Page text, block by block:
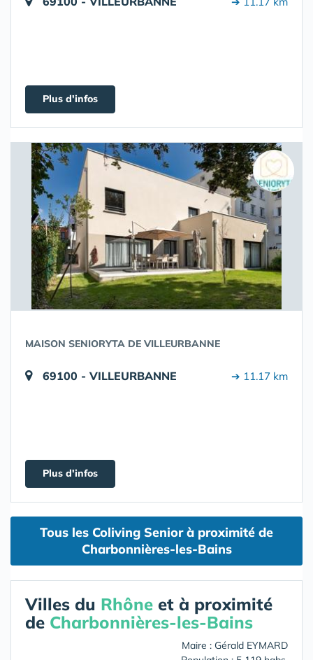
Plus d'infos
MAISON SENIORYTA DE VILLEURBANNE
69100 - VILLEURBANNE ➔ 11.17 km
Plus d'infos
Tous les Coliving Senior à proximité de
Charbonnières-les-Bains
Villes du Rhône et à proximité
de Charbonnières-les-Bains
Maire : Gérald EYMARD